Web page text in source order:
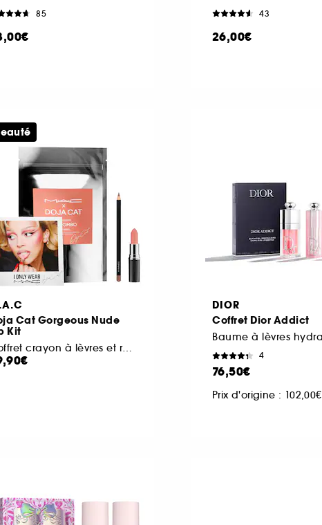
85 43
26,00€
Cat Gorgeous Nude
Kit
Coffret crayon à lèvres et rouge à lèvres
DIOR
Coffret Dior Addict
4
76,50€
Prix d'origine : 102,00€